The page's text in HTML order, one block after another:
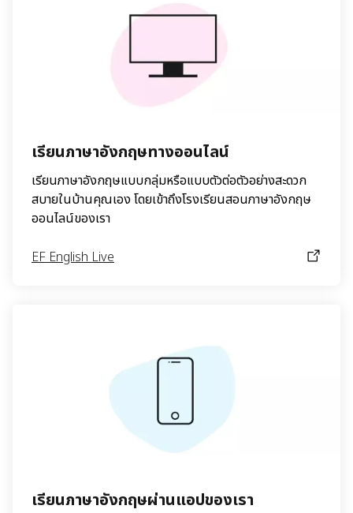
เรียนภาษาอังกฤษทางออนไลน์
เรียนภาษาอังกฤษแบบกลุ่มหรือแบบตัวต่อตัวอย่างสะดวก
สบายในบ้านคุณเอง โดยเข้าถึงโรงเรียนสอนภาษาอังกฤษ
ออนไลน์ของเรา
EF English Live
เรียนภาษาอังกฤษผ่านแอปของเรา